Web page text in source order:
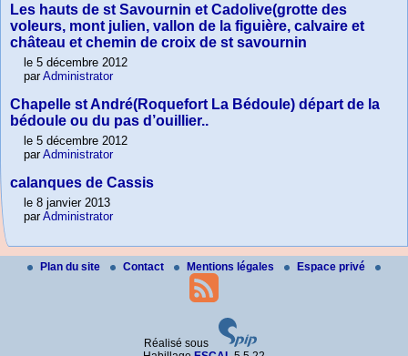
Les hauts de st Savournin et Cadolive(grotte des
voleurs, mont julien, vallon de la figuière, calvaire et
château et chemin de croix de st savournin
le 5 décembre 2012
parAdministrator
Chapelle st André(Roquefort La Bédoule) départ de la
bédoule ou du pas d’ouillier..
le 5 décembre 2012
parAdministrator
calanques de Cassis
le 8 janvier 2013
parAdministrator
Plan du site Contact Mentions légales Espace privé
Réalisé sous